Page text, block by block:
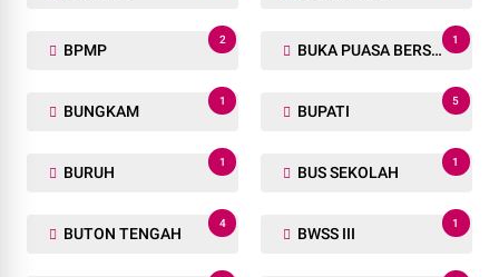
BPMP
2
BUKA PUASA BERSAMA
1
BUNGKAM
1
BUPATI
5
BURUH
1
BUS SEKOLAH
1
BUTON TENGAH
4
BWSS III
1